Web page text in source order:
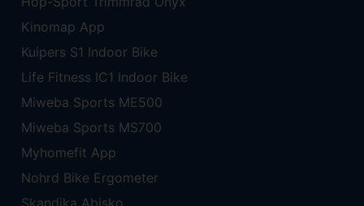
Kinomap App
Kuipers S1 Indoor Bike
Life Fitness IC1 Indoor Bike
Miweba Sports ME500
Miweba Sports MS700
Myhomefit App
Nohrd Bike Ergometer
Skandika Abisko